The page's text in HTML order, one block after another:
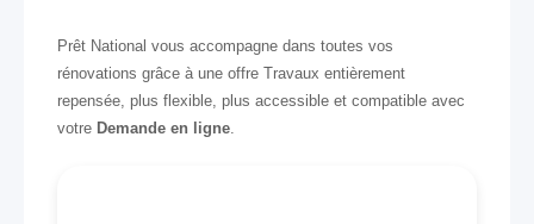
Prêt National vous accompagne dans toutes vos
rénovations grâce à une offre Travaux entièrement
repensée, plus flexible, plus accessible et compatible avec
votre Demande en ligne.